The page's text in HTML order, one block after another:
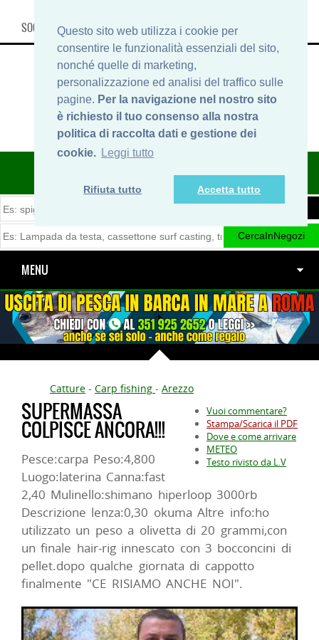
Questo sito web utilizza i cookie per
consentire le funzionalità essenziali del sito,
nonché quelle di marketing,
personalizzazione ed analisi del traffico sulle
pagine. Per la navigazione nel nostro sito
è richiesto il tuo consenso alla nostra
politica di raccolta dati e gestione dei
cookie. Leggi tutto
Rifiuta tutto Accetta tutto
SOCIAL, INFO & SHOP
ITINERARIDIPESCA.IT
MENU
Catture - Carp fishing - Arezzo
Vuoi commentare?
Stampa/Scarica il PDF
Dove e come arrivare
METEO
Testo rivisto da L.V
SUPERMASSA
COLPISCE ANCORA!!!
Pesce:carpa Peso:4,800
Luogo:laterina Canna:fast
2,40 Mulinello:shimano hiperloop 3000rb
Descrizione lenza:0,30 okuma Altre info:ho
utilizzato un peso a olivetta di 20 grammi,con
un finale hair-rig innescato con 3 bocconcini di
pellet.dopo qualche giornata di cappotto
finalmente "CE RISIAMO ANCHE NOI".